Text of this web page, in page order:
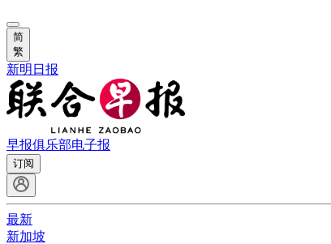
简
繁
新明日报
早报俱乐部电子报
订阅
最新
新加坡